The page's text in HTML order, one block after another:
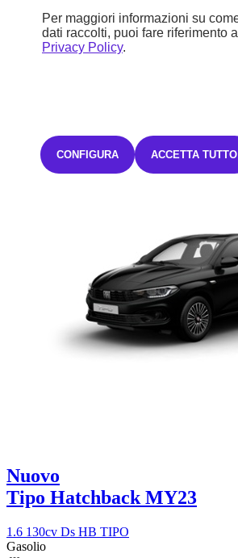
218,05€ Iva inclusa/mese
TAN FISSO 8,99% TAEG 12,64%
35 rate mensili oltre ad una maxirata finale di
Nuovo
Tipo Hatchback MY23
1.6 130cv Ds HB TIPO
Gasolio
Per maggiori informazioni su
dati raccolti, puoi fare riferimento
Privacy Policy.
CONFIGURA ACCETTA TUTTO